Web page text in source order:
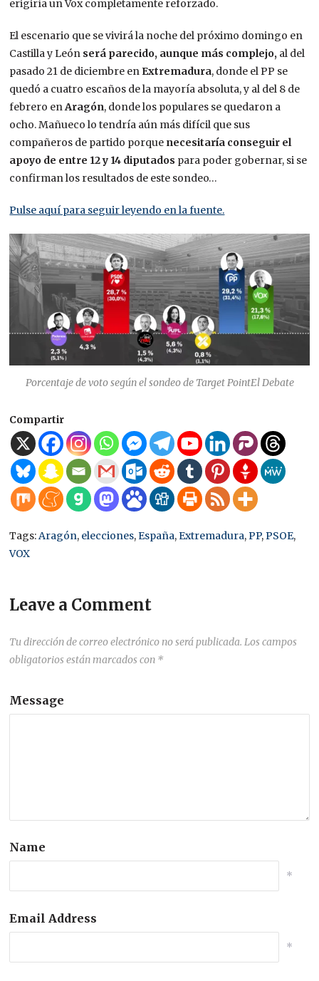
erigiría un Vox completamente reforzado.
El escenario que se vivirá la noche del próximo domingo en
Castilla y León será parecido, aunque más complejo, al del
pasado 21 de diciembre en Extremadura, donde el PP se
quedó a cuatro escaños de la mayoría absoluta, y al del 8 de
febrero enAragón, donde los populares se quedaron a
ocho. Mañueco lo tendría aún más difícil que sus
compañeros de partido porque necesitaría conseguir el
apoyo de entre 12 y 14 diputados para poder gobernar, si se
confirman los resultados de este sondeo…
Pulse aquí para seguir leyendo en la fuente.
Porcentaje de voto según el sondeo de Target PointEl Debate
Compartir
Tags:Aragón, elecciones,España,Extremadura,PP,PSOE,
VOX
Leave a Comment
Tu dirección de correo electrónico no será publicada. Los campos
obligatorios están marcados con *
Message
Name
*
Email Address
*